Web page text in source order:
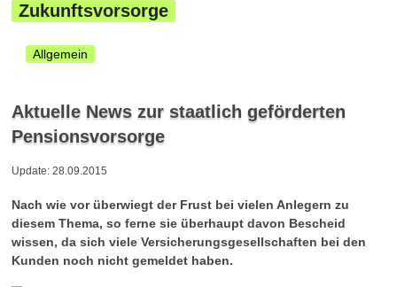
Zukunftsvorsorge
Allgemein
Aktuelle News zur staatlich geförderten
Pensionsvorsorge
Update: 28.09.2015
Nach wie vor überwiegt der Frust bei vielen Anlegern zu
diesem Thema, so ferne sie überhaupt davon Bescheid
wissen, da sich viele Versicherungsgesellschaften bei den
Kunden noch nicht gemeldet haben.